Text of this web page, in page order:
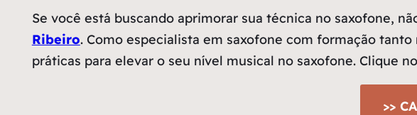
Se você está buscando aprimorar sua técnica no saxofone,
Ribeiro. Como especialista em saxofone com formação
práticas para elevar o seu nível musical no saxofone. Clique
>>